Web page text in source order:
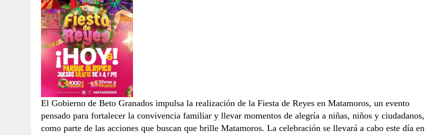
El Gobierno de Beto Granados impulsa la realización de la Fiesta de Reyes en Matamoros, un evento
pensado para fortalecer la convivencia familiar y llevar momentos de alegría a niñas, niños y ciudadanos,
como parte de las acciones que buscan que brille Matamoros. La celebración se llevará a cabo este día en